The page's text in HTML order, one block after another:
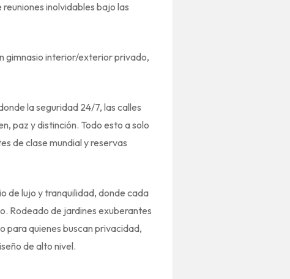
inolvidables bajo las
gimnasio interior/exterior privado,
la seguridad 24/7, las calles
paz y distinción. Todo esto a solo
de clase mundial y reservas
de lujo y tranquilidad, donde cada
Rodeado de jardines exuberantes
para quienes buscan privacidad,
de alto nivel.